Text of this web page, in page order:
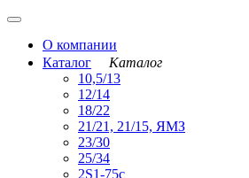
О компании
Каталог
Каталог
10,5/13
12/14
18/22
21/21, 21/15, ЯМЗ
23/30
25/34
2S1-75с